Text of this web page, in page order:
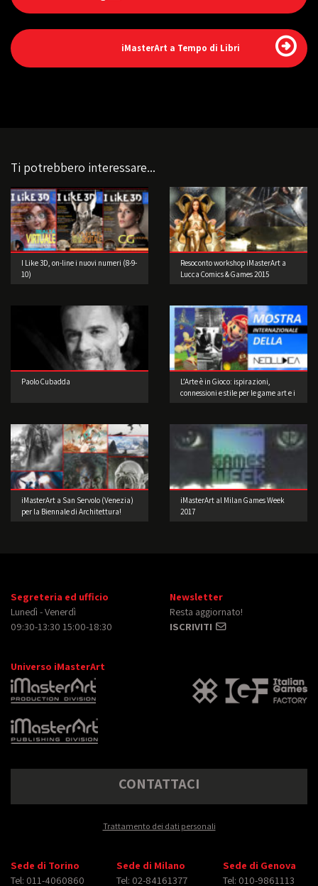
iMasterArt a Tempo di Libri
Ti potrebbero interessare...
I Like 3D, on-line i nuovi numeri (8-9-
10)
Resoconto workshop iMasterArt a
Lucca Comics & Games 2015
Paolo Cubadda
L’Arte è in Gioco: ispirazioni,
connessioni e stile per le game art e i
iMasterArt a San Servolo (Venezia)
per la Biennale di Architettura!
iMasterArt al Milan Games Week
2017
Segreteria ed ufficio
Lunedì - Venerdì
09:30-13:30 15:00-18:30
Newsletter
Resta aggiornato!
ISCRIVITI
Universo iMasterArt
CONTATTACI
Trattamento dei dati personali
Sede di Torino
Tel: 011-4060860
Sede di Milano
Tel: 02-84161377
Sede di Genova
Tel: 010-9861113